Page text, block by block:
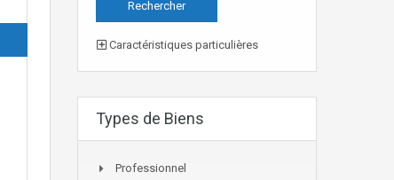
Caractéristiques particulières
Types de Biens
Professionnel